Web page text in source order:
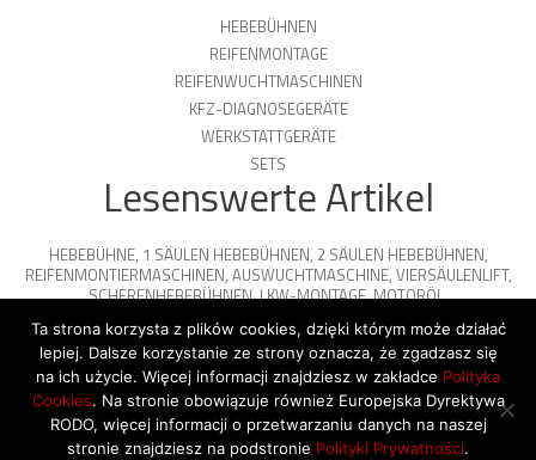
HEBEBÜHNEN
REIFENMONTAGE
REIFENWUCHTMASCHINEN
KFZ-DIAGNOSEGERÄTE
WERKSTATTGERÄTE
SETS
Lesenswerte Artikel
HEBEBÜHNE, 1 SÄULEN HEBEBÜHNEN, 2 SÄULEN HEBEBÜHNEN,
REIFENMONTIERMASCHINEN, AUSWUCHTMASCHINE, VIERSÄULENLIFT,
SCHERENHEBEBÜHNEN,LKW-MONTAGE,MOTORÖL,
PARKPLATTFORMEN
© 2026 Copyright by SiegStar. All rights
reserved
Regulamin Shipping
Ta strona korzysta z plików cookies, dzięki którym może działać
lepiej. Dalsze korzystanie ze strony oznacza, że zgadzasz się
na ich użycie. Więcej informacji znajdziesz w zakładce Polityka
Cookies. Na stronie obowiązuje również Europejska Dyrektywa
RODO, więcej informacji o przetwarzaniu danych na naszej
stronie znajdziesz na podstronie Polityki Prywatności.